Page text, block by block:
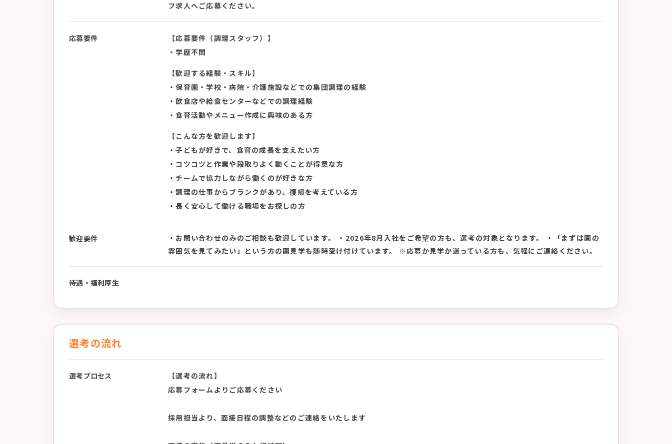
フ求人へご応募ください。
応募要件
【応募要件（調理スタッフ）】
・学歴不問
【歓迎する経験・スキル】
・保育園・学校・病院・介護施設などでの集団調理の経験
・飲食店や給食センターなどでの調理経験
・食育活動やメニュー作成に興味のある方
【こんな方を歓迎します】
・子どもが好きで、食育の成長を支えたい方
・コツコツと作業や段取りよく動くことが得意な方
・チームで協力しながら働くのが好きな方
・調理の仕事からブランクがあり、復帰を考えている方
・長く安心して働ける職場をお探しの方
歓迎要件
・お問い合わせのみのご相談も歓迎しています。 ・2026年8月入社をご希望の方も、選考の対象となります。 ・「まずは園の
雰囲気を見てみたい」という方の園見学も随時受け付けています。 ※応募か見学か迷っている方も、気軽にご連絡ください。
待遇・福利厚生
選考の流れ
選考プロセス
【選考の流れ】
応募フォームよりご応募ください
採用担当より、面接日程の調整などのご連絡をいたします